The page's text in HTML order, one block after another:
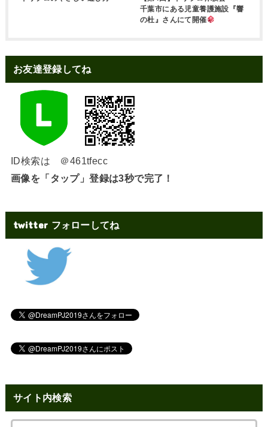
千葉市にある児童養護施設『響
の杜』さんにて開催
お友達登録してね
ID検索は ＠461tfecc
画像を「タップ」登録は3秒で完了！
twitter フォローしてね
サイト内検索